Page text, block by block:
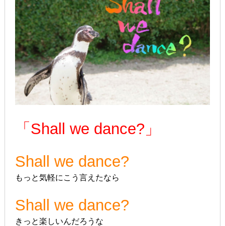
「Shall we dance?」
Shall we dance?
もっと気軽にこう言えたなら
Shall we dance?
きっと楽しいんだろうな